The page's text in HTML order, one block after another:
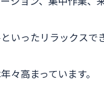
ったリラックス
々高まっています。